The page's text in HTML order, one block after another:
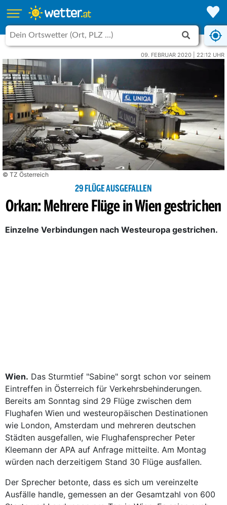
09. FEBRUAR 2020 | 22:12 UHR
© TZ Österreich
29 FLÜGE AUSGEFALLEN
Orkan: Mehrere Flüge in Wien gestrichen
Einzelne Verbindungen nach Westeuropa gestrichen.
Wien. Das Sturmtief "Sabine" sorgt schon vor seinem
Eintreffen in Österreich für Verkehrsbehinderungen.
Bereits am Sonntag sind 29 Flüge zwischen dem
Flughafen Wien und westeuropäischen Destinationen
wie London, Amsterdam und mehreren deutschen
Städten ausgefallen, wie Flughafensprecher Peter
Kleemann der APA auf Anfrage mitteilte. Am Montag
würden nach derzeitigem Stand 30 Flüge ausfallen.
Der Sprecher betonte, dass es sich um vereinzelte
Ausfälle handle, gemessen an der Gesamtzahl von 600